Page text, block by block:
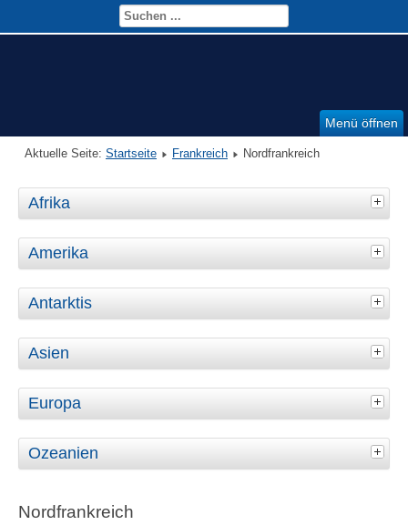
Menü öffnen
Aktuelle Seite: Startseite Frankreich Nordfrankreich
Afrika
Amerika
Antarktis
Asien
Europa
Ozeanien
Nordfrankreich